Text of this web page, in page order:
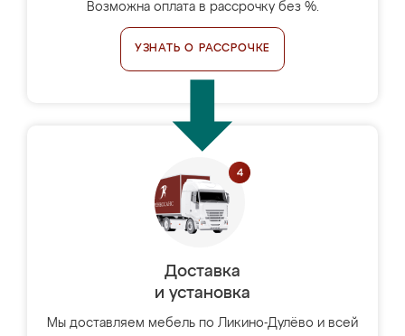
Возможна оплата в рассрочку без %.
УЗНАТЬ О РАССРОЧКЕ
Доставка
и установка
Мы доставляем мебель по Ликино-Дулёво и всей